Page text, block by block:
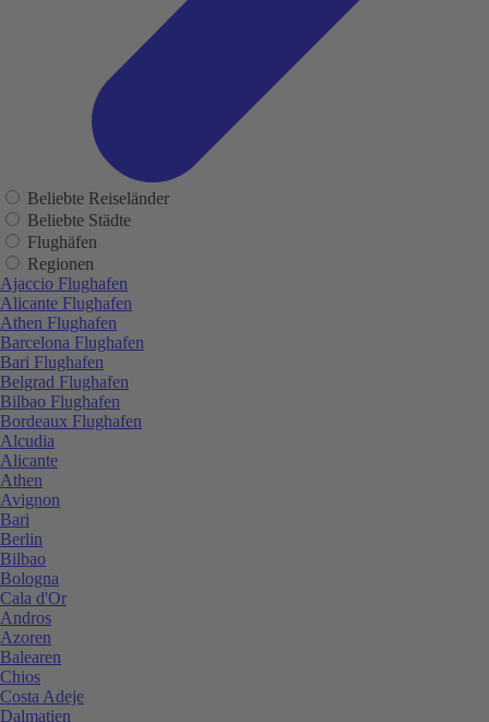
Beliebte Reiseländer
Beliebte Städte
Flughäfen
Regionen
Ajaccio Flughafen
Alicante Flughafen
Athen Flughafen
Barcelona Flughafen
Bari Flughafen
Belgrad Flughafen
Bilbao Flughafen
Bordeaux Flughafen
Alcudia
Alicante
Athen
Avignon
Bari
Berlin
Bilbao
Bologna
Cala d'Or
Andros
Azoren
Balearen
Chios
Costa Adeje
Dalmatien